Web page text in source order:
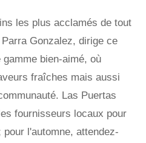
les plus acclamés de tout
Gonzalez, dirige ce
bien-aimé, où
fraîches mais aussi
Las Puertas
fournisseurs locaux pour
l'automne, attendez-